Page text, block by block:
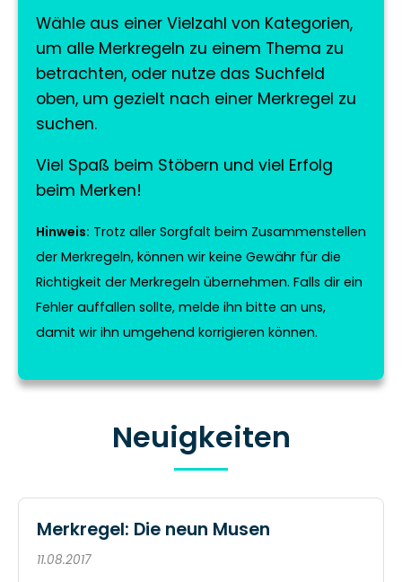
Wähle aus einer Vielzahl von Kategorien,
um alle Merkregeln zu einem Thema zu
betrachten, oder nutze das Suchfeld
oben, um gezielt nach einer Merkregel zu
suchen.
Viel Spaß beim Stöbern und viel Erfolg
beim Merken!
Hinweis: Trotz aller Sorgfalt beim Zusammenstellen
der Merkregeln, können wir keine Gewähr für die
Richtigkeit der Merkregeln übernehmen. Falls dir ein
Fehler auffallen sollte, melde ihn bitte an uns,
damit wir ihn umgehend korrigieren können.
Neuigkeiten
Merkregel: Die neun Musen
11.08.2017